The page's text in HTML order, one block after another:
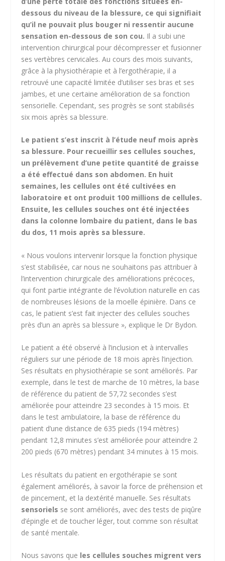
dessous du niveau de la blessure, ce qui signifiait
qu’il ne pouvait plus bouger ni ressentir aucune
sensation en-dessous de son cou. Il a subi une
intervention chirurgical pour décompresser et fusionner
ses vertèbres cervicales. Au cours des mois suivants,
grâce à la physiothérapie et à l’ergothérapie, il a
retrouvé une capacité limitée d’utiliser ses bras et ses
jambes, et une certaine amélioration de sa fonction
sensorielle. Cependant, ses progrès se sont stabilisés
six mois après sa blessure.
Le patient s’est inscrit à l’étude neuf mois après
sa blessure. Pour recueillir ses cellules souches,
un prélèvement d’une petite quantité de graisse
a été effectué dans son abdomen. En huit
semaines, les cellules ont été cultivées en
laboratoire et ont produit 100 millions de cellules.
Ensuite, les cellules souches ont été injectées
dans la colonne lombaire du patient, dans le bas
du dos, 11 mois après sa blessure.
« Nous voulons intervenir lorsque la fonction physique
s’est stabilisée, car nous ne souhaitons pas attribuer à
l’intervention chirurgicale des améliorations précoces,
qui font partie intégrante de l’évolution naturelle en cas
de nombreuses lésions de la moelle épinière. Dans ce
cas, le patient s’est fait injecter des cellules souches
près d’un an après sa blessure », explique le Dr Bydon.
Le patient a été observé à l’inclusion et à intervalles
réguliers sur une période de 18 mois après l’injection.
Ses résultats en physiothérapie se sont améliorés. Par
exemple, dans le test de marche de 10 mètres, la base
de référence du patient de 57,72 secondes s’est
améliorée pour atteindre 23 secondes à 15 mois. Et
dans le test ambulatoire, la base de référence du
patient d’une distance de 635 pieds (194 mètres)
pendant 12,8 minutes s’est améliorée pour atteindre 2
200 pieds (670 mètres) pendant 34 minutes à 15 mois.
Les résultats du patient en ergothérapie se sont
également améliorés, à savoir la force de préhension et
de pincement, et la dextérité manuelle. Ses résultats
sensoriels se sont améliorés, avec des tests de piqûre
d’épingle et de toucher léger, tout comme son résultat
de santé mentale.
Nous savons que les cellules souches migrent vers